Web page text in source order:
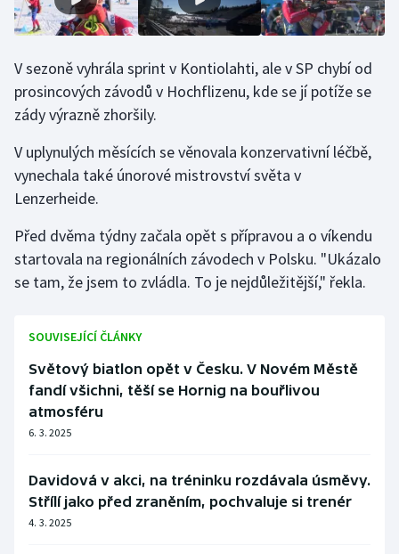
V sezoně vyhrála sprint v Kontiolahti, ale v SP chybí od
prosincových závodů v Hochflizenu, kde se jí potíže se
zády výrazně zhoršily.
V uplynulých měsících se věnovala konzervativní léčbě,
vynechala také únorové mistrovství světa v
Lenzerheide.
Před dvěma týdny začala opět s přípravou a o víkendu
startovala na regionálních závodech v Polsku. "Ukázalo
se tam, že jsem to zvládla. To je nejdůležitější," řekla.
SOUVISEJÍCÍ ČLÁNKY
Světový biatlon opět v Česku. V Novém Městě
fandí všichni, těší se Hornig na bouřlivou
atmosféru
6. 3. 2025
Davidová v akci, na tréninku rozdávala úsměvy.
Střílí jako před zraněním, pochvaluje si trenér
4. 3. 2025